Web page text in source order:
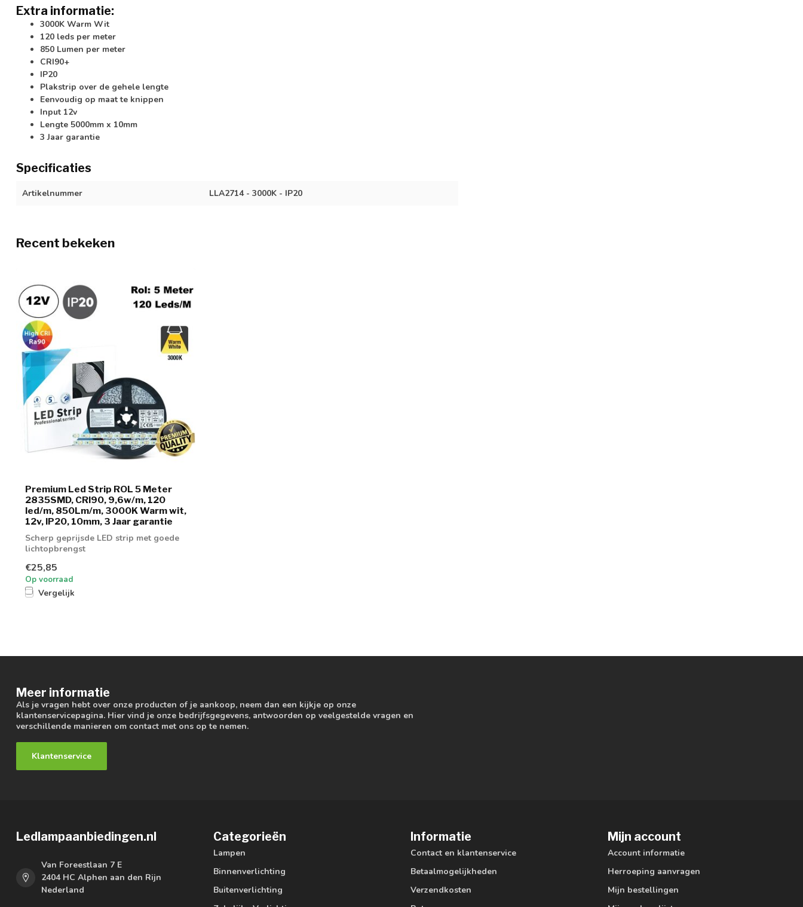
Extra informatie:
3000K Warm Wit
120 leds per meter
850 Lumen per meter
CRI90+
IP20
Plakstrip over de gehele lengte
Eenvoudig op maat te knippen
Input 12v
Lengte 5000mm x 10mm
3 Jaar garantie
Specificaties
Artikelnummer LLA2714 - 3000K - IP20
Recent bekeken
Premium Led Strip ROL 5 Meter
2835SMD, CRI90, 9,6w/m, 120
led/m, 850Lm/m, 3000K Warm wit,
12v, IP20, 10mm, 3 Jaar garantie
Scherp geprijsde LED strip met goede
lichtopbrengst
€25,85
Op voorraad
Vergelijk
Meer informatie
Als je vragen hebt over onze producten of je aankoop, neem dan een kijkje op onze
klantenservicepagina. Hier vind je onze bedrijfsgegevens, antwoorden op veelgestelde vragen en
verschillende manieren om contact met ons op te nemen.
Klantenservice
Ledlampaanbiedingen.nl
Van Foreestlaan 7 E
2404 HC Alphen aan den Rijn
Nederland
Categorieën
Lampen
Binnenverlichting
Buitenverlichting
Informatie
Contact en klantenservice
Betaalmogelijkheden
Verzendkosten
Mijn account
Account informatie
Herroeping aanvragen
Mijn bestellingen